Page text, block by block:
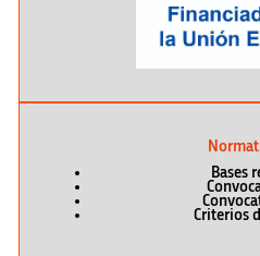
Bases
Criterios